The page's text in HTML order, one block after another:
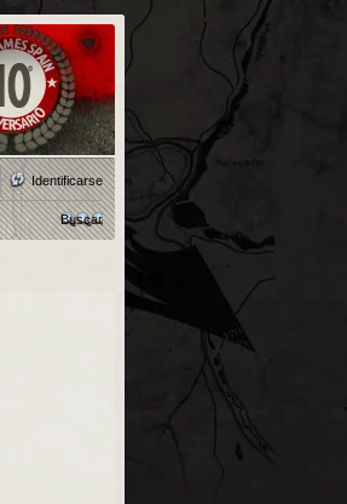
Identificarse
Buscar